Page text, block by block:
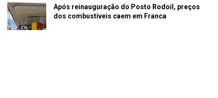
Após reinauguração do Posto Rodoil, preços
dos combustíveis caem em Franca